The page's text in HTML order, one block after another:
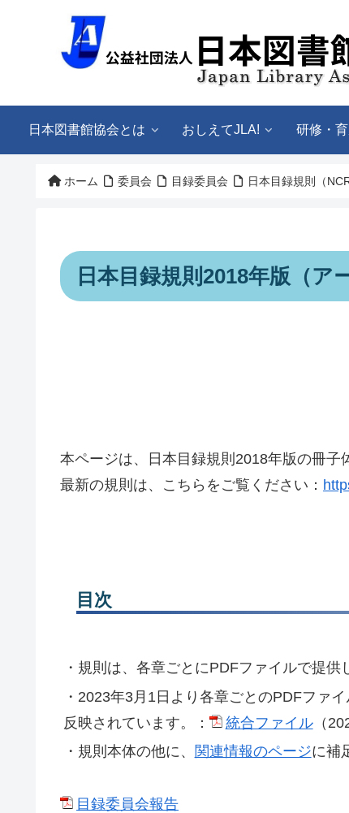
日本図書館協会とは おしえてJLA! 研修・
ホーム 委員会 目録委員会 日本目録規則（
日本目録規則2018年版（ア
本ページは、日本目録規則2018年版の冊子
最新の規則は、こちらをご覧ください：
目次
・規則は、各章ごとにPDFファイルで提
・2023年3月1日より各章ごとのPDFファ
反映されています。：
統合ファイル（
・規則本体の他に、
関連情報のページに補
目録委員会報告